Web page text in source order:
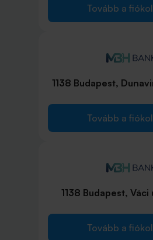
Tovább a
1138 Budapest,
Tovább a
1138 Budapest, Váci
Tovább a